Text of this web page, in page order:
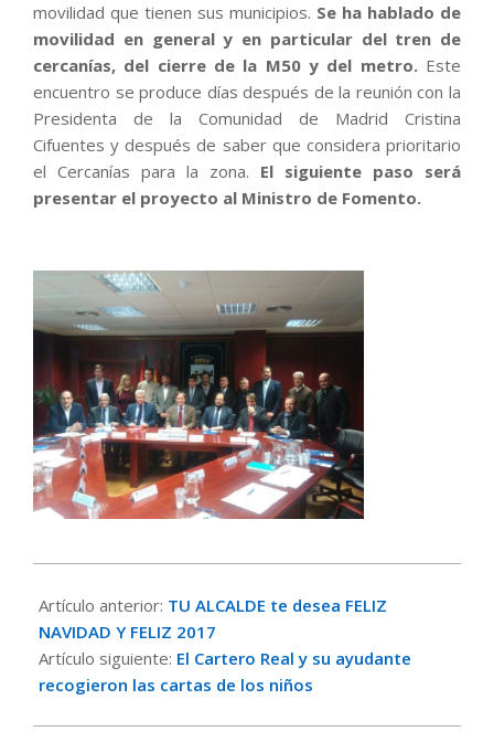
movilidad que tienen sus municipios. Se ha hablado de
movilidad en general y en particular del tren de
cercanías, del cierre de la M50 y del metro.Este
encuentro se produce días después de la reunión con la
Presidenta de la Comunidad de Madrid Cristina
Cifuentes y después de saber que considera prioritario
el Cercanías para la zona. El siguiente paso será
presentar el proyecto al Ministro de Fomento.
12-
21
Artículo anterior: TU ALCALDE te desea FELIZ
NAVIDAD Y FELIZ 2017
Artículo siguiente: El Cartero Real y su ayudante
recogieron las cartas de los niños